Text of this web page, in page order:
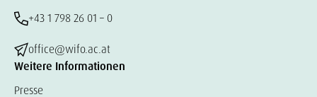
+43 1 798 26 01 – 0
office@wifo.ac.at
Weitere Informationen
Presse